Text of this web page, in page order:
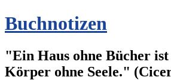
Zum
Inhalt
Buchnotizen
"Ein Haus ohne Bücher
Körper ohne Seele."